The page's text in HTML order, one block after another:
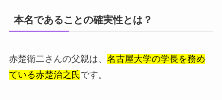
本名であることの確実性とは？
赤楚衛二さんの父親は、 名古屋大学の学長を務め
ている赤楚治之氏です。